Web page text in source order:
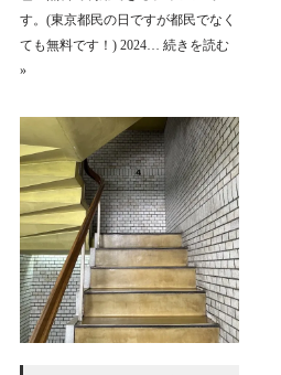
す。(東京都民の日ですが都民でなく
ても無料です！) 2024…続きを読む
»